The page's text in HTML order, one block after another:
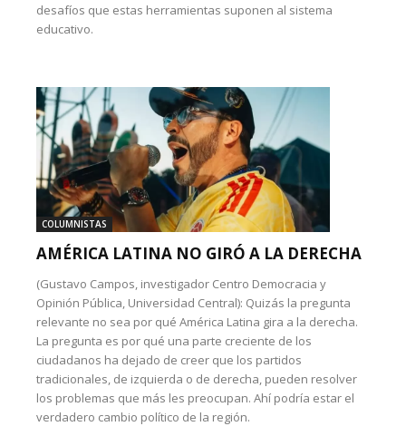
desafíos que estas herramientas suponen al sistema
educativo.
COLUMNISTAS
AMÉRICA LATINA NO GIRÓ A LA DERECHA
(Gustavo Campos, investigador Centro Democracia y
Opinión Pública, Universidad Central): Quizás la pregunta
relevante no sea por qué América Latina gira a la derecha.
La pregunta es por qué una parte creciente de los
ciudadanos ha dejado de creer que los partidos
tradicionales, de izquierda o de derecha, pueden resolver
los problemas que más les preocupan. Ahí podría estar el
verdadero cambio político de la región.